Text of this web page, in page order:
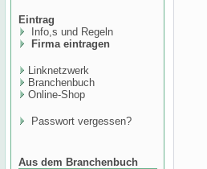
Eintrag
Info,s und Regeln
Firma eintragen
Linknetzwerk
Branchenbuch
Online-Shop
Passwort vergessen?
Aus dem Branchenbuch